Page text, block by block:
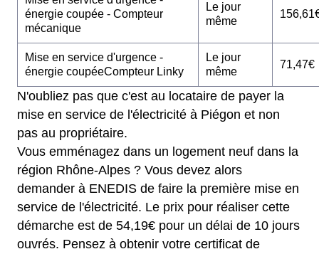
énergie coupée - Compteur
mécanique
Le jour
même
Mise en service d'urgence -
énergie coupéeCompteur Linky
Le jour
même
71,47€
N'oubliez pas que c'est au locataire de payer la
mise en service de l'électricité à Piégon et non
pas au propriétaire.
Vous emménagez dans un logement neuf dans la
région Rhône-Alpes ? Vous devez alors
demander à ENEDIS de faire la première mise en
service de l'électricité. Le prix pour réaliser cette
démarche est de 54,19€ pour un délai de 10 jours
ouvrés. Pensez à obtenir votre certificat de